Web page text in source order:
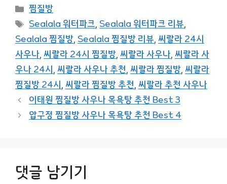
카
테
고
리
찜질방
태
그
Sealala 워터파크, Sealala 워터파크 리뷰,
Sealala 찜질방, Sealala 찜질방 리뷰, 씨랄라 24시
사우나, 씨랄라 24시 찜질방, 씨랄라 사우나, 씨랄라 사
우나 24시, 씨랄라 사우나 추천, 씨랄라 찜질방, 씨랄라
찜질방 24시, 씨랄라 찜질방 추천, 씨랄라 추천 사우나
이태원 찜질방 사우나 목욕탕 추천 Best 3
압구정 찜질방 사우나 목욕탕 추천 Best 4
댓글 남기기